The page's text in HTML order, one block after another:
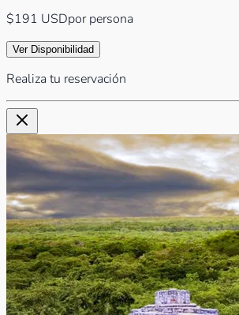
$191 USDpor persona
Ver Disponibilidad
Realiza tu reservación